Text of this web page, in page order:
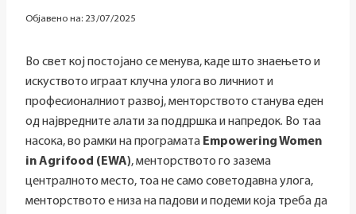
Објавено на: 23/07/2025
Во свет кој постојано се менува, каде што знаењето и
искуството играат клучна улога во личниот и
професионалниот развој, менторството станува еден
од највредните алати за поддршка и напредок. Во таа
насока, во рамки на програмата Empowering Women
in Agrifood ( ЕWA), менторството го зазема
централното место, тоа не само советодавна улога,
менторството е низа на падови и подеми коja треба да